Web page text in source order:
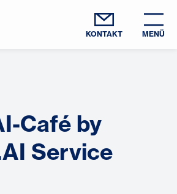
KONTAKT MENÜ
Café by
Service